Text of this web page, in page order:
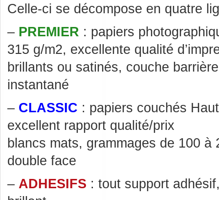
Celle-ci se décompose en quatre
– PREMIER : papiers
315 g/m2, excellente qualité
brillants ou satinés, couche
instantané
– CLASSIC : papiers couchés
excellent rapport qualité/prix
blancs mats, grammages de 100 à
double face
– ADHESIFS : tout support